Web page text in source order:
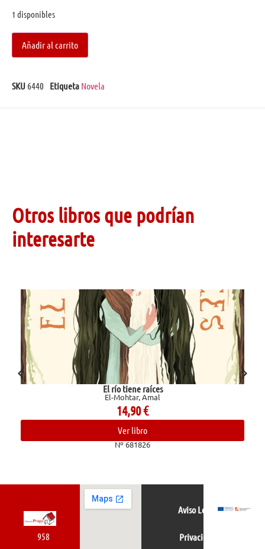
1 disponibles
Añadir al carrito
SKU 6440 Etiqueta Novela
Otros libros que podrían
interesarte
El río tiene raíces
El-Mohtar, Amal
Nº 681826
958
Aviso Legal
Privacidad